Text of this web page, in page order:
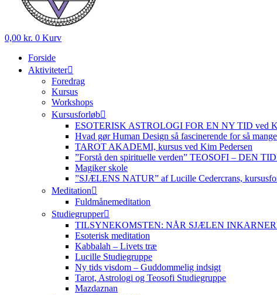
0,00 kr. 0 Kurv
Forside
Aktiviteter
Foredrag
Kursus
Workshops
Kursusforløb
ESOTERISK ASTROLOGI FOR EN NY TID ved
Hvad gør Human Design så fascinerende for så
TAROT AKADEMI, kursus ved Kim Pedersen
”Forstå den spirituelle verden” TEOSOFI – DEN
Magiker skole
”SJÆLENS NATUR” af Lucille Cedercrans,
Meditation
Fuldmånemeditation
Studiegrupper
TILSYNEKOMSTEN: NÅR SJÆLEN
Esoterisk meditation
Kabbalah – Livets træ
Lucille Studiegruppe
Ny tids visdom – Guddommelig indsigt
Tarot, Astrologi og Teosofi Studiegruppe
Mazdaznan